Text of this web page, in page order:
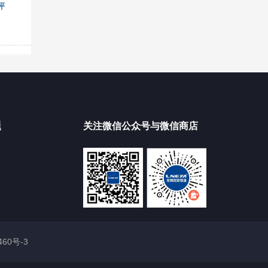
关注微信公众号与微信商店
号-3